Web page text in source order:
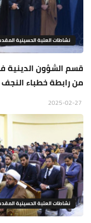
نشاطات العتبة الحسينية
قسم الشؤون الدينية
من رابطة خطباء النجف
نشاطات العتبة الحسينية